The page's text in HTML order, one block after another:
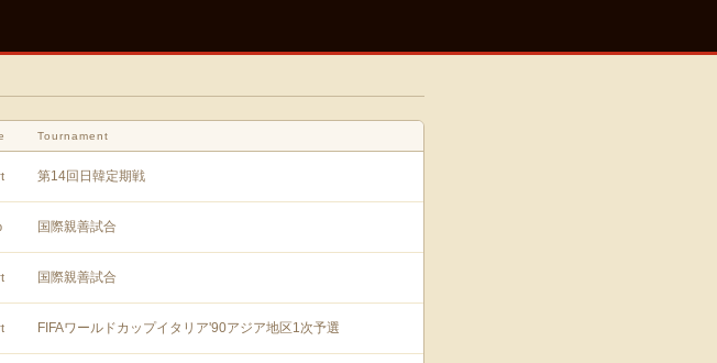
Tournament
第14回日韓定期戦
国際親善試合
国際親善試合
FIFAワールドカップイタリア'90アジア地区1次予選